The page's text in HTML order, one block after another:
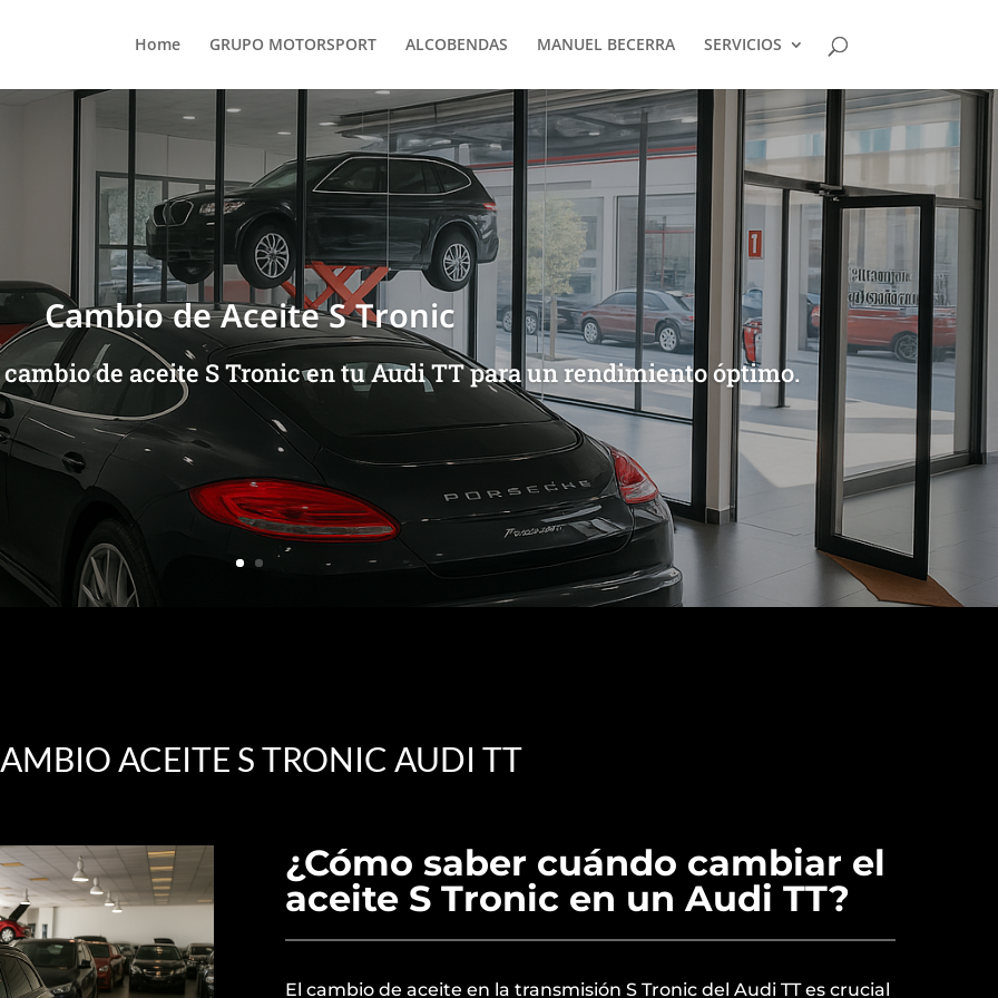
Home GRUPO MOTORSPORT ALCOBENDAS MANUEL BECERRA SERVICIOS
Cambio de Aceite S Tronic
de aceite S Tronic en tu Audi TT para un rendimiento óptimo.
ACEITE S TRONIC AUDI TT
¿Cómo saber cuándo cambiar el
aceite S Tronic en un Audi TT?
El cambio de aceite en la transmisión S Tronic del Audi TT es crucial